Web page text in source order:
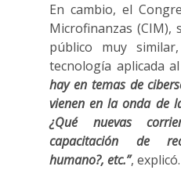
En cambio, el
Microfinanzas (CIM),
público muy
tecnología aplicada
hay en temas de
vienen en la onda de
¿Qué nuevas
capacitación de
humano?, etc.”, explicó.